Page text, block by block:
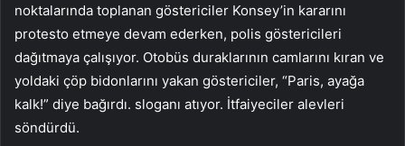
noktalarında toplanan göstericiler Konsey’in kararını
protesto etmeye devam ederken, polis göstericileri
dağıtmaya çalışıyor. Otobüs duraklarının camlarını kıran ve
yoldaki çöp bidonlarını yakan göstericiler, “Paris, ayağa
kalk!” diye bağırdı. sloganı atıyor. İtfaiyeciler alevleri
söndürdü.